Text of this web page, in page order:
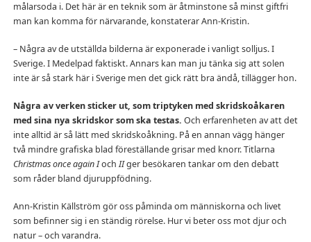
målarsoda i. Det här är en teknik som är åtminstone så minst giftfri
man kan komma för närvarande, konstaterar Ann-Kristin.
– Några av de utställda bilderna är exponerade i vanligt solljus. I
Sverige. I Medelpad faktiskt. Annars kan man ju tänka sig att solen
inte är så stark här i Sverige men det gick rätt bra ändå, tillägger hon.
Några av verken sticker ut, som triptyken med skridskoåkaren
med sina nya skridskor som ska testas. Och erfarenheten av att det
inte alltid är så lätt med skridskoåkning. På en annan vägg hänger
två mindre grafiska blad föreställande grisar med knorr. Titlarna
Christmas once again IochIIger besökaren tankar om den debatt
som råder bland djuruppfödning.
Ann-Kristin Källström gör oss påminda om människorna och livet
som befinner sig i en ständig rörelse. Hur vi beter oss mot djur och
natur – och varandra.